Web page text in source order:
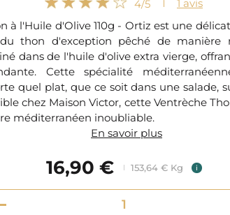
Sélection dans les
Découvrir notre
Fromager Affineurs depuis
Découvrez notre sélection de
Boutique à Montélimar
Découvrez + de 3000
Sélection par
4/5 1 avis
à l'Huile d'Olive 110g - Ortiz est une
thon d'exception pêché de manière
dans de l'huile d'olive extra vierge,
Cette spécialité
quel plat, que ce soit dans une salade,
chez Maison Victor, cette Ventrèche
méditerranéen inoubliable.
En savoir plus
16,90 € 153,64 € Kg i